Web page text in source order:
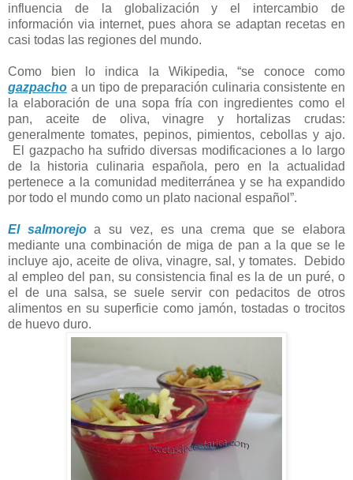
influencia de la globalización y el intercambio de
información via internet, pues ahora se adaptan recetas en
casi todas las regiones del mundo.
Como bien lo indica la Wikipedia, “se conoce como
gazpacho a un tipo de preparación culinaria consistente en
la elaboración de una sopa fría con ingredientes como el
pan, aceite de oliva, vinagre y hortalizas crudas:
generalmente tomates, pepinos, pimientos, cebollas y ajo.
El gazpacho ha sufrido diversas modificaciones a lo largo
de la historia culinaria española, pero en la actualidad
pertenece a la comunidad mediterránea y se ha expandido
por todo el mundo como un plato nacional español”.
El salmorejoa su vez, es una crema que se elabora
mediante una combinación de miga de pan a la que se le
incluye ajo, aceite de oliva, vinagre, sal, y tomates. Debido
al empleo del pan, su consistencia final es la de un puré, o
el de una salsa, se suele servir con pedacitos de otros
alimentos en su superficie como jamón, tostadas o trocitos
de huevo duro.